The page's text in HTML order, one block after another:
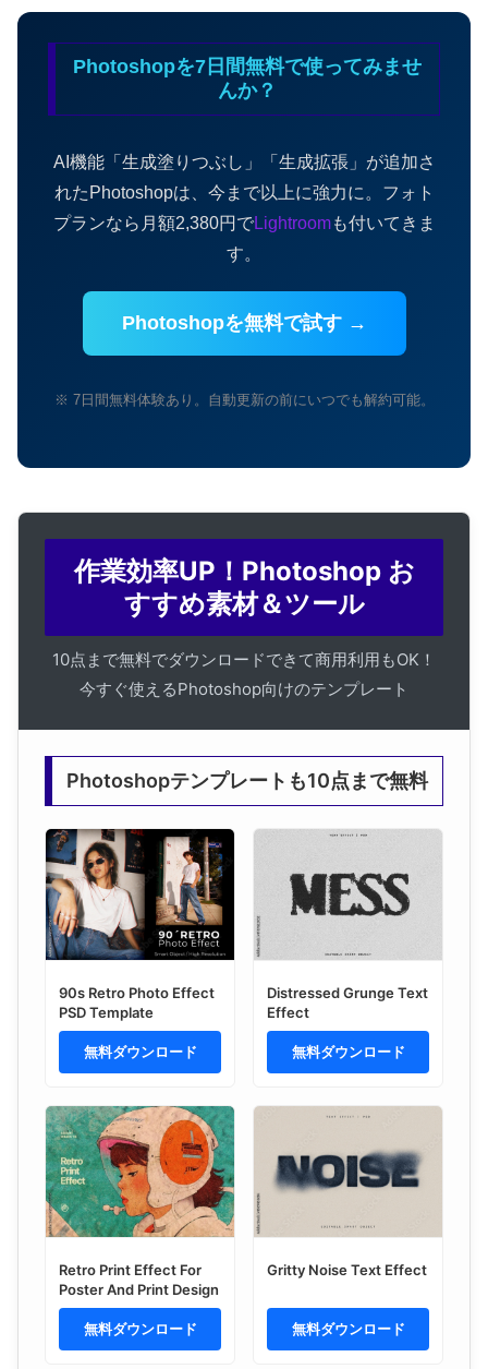
Photoshopを7日間無料で使ってみませ
んか？
AI機能「生成塗りつぶし」「生成拡張」が追加さ
れたPhotoshopは、今まで以上に強力に。フォト
プランなら月額2,380円でLightroomも付いてきま
す。
Photoshopを無料で試す →
※ 7日間無料体験あり。自動更新の前にいつでも解約可能。
作業効率UP！Photoshop お
すすめ素材＆ツール
10点まで無料でダウンロードできて商用利用もOK！
今すぐ使えるPhotoshop向けのテンプレート
Photoshopテンプレートも10点まで無料
90s Retro Photo Effect
PSD Template
無料ダウンロード
Distressed Grunge Text
Effect
無料ダウンロード
Retro Print Effect For
Poster And Print Design
無料ダウンロード
Gritty Noise Text Effect
無料ダウンロード